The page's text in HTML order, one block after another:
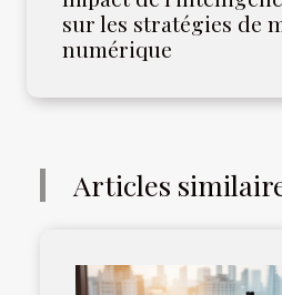
sur les stratégies de
numérique
Articles